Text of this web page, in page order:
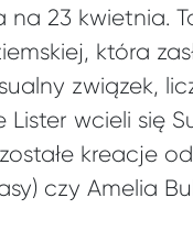
23 kwietnia.
która
związek,
wcieli się
kreacje
czy Amelia